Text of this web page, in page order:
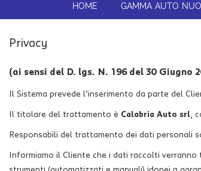
HOME GAMMA AUTO
Privacy
(ai sensi del D. lgs. N. 196 del 30 Giugno
Il Sistema prevede l’inserimento da parte del
Il titolare del trattamento è Calabria Auto srl,
Responsabili del trattamento dei dati personali
Informiamo il Cliente che i dati raccolti
pannello
consente
esprimere
tue
di
alle
tecnologie